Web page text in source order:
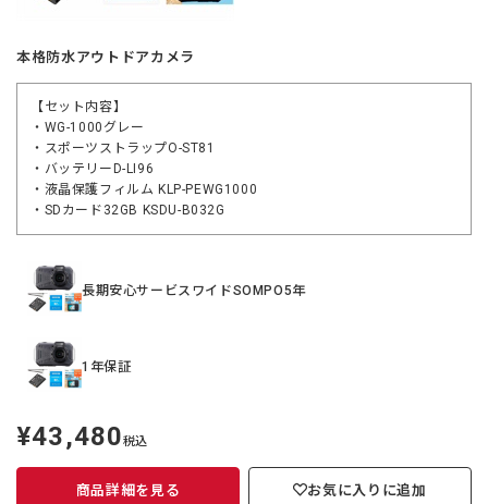
本格防水アウトドアカメラ
【セット内容】
・WG-1000グレー
・スポーツストラップO-ST81
・バッテリーD-LI96
・液晶保護フィルム KLP-PEWG1000
・SDカード32GB KSDU-B032G
長期安心サービスワイドSOMPO5年
1年保証
定
価
¥43,480税込
商品詳細を見る お気に入りに追加